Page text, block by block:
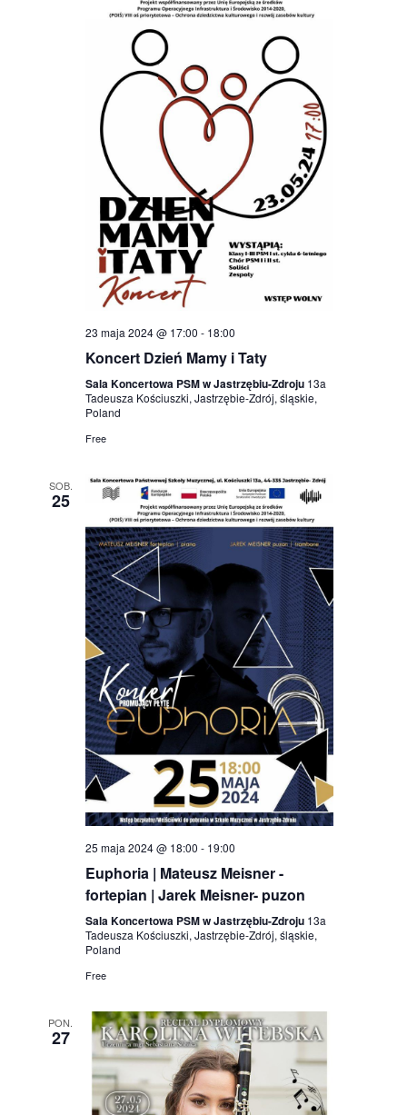
23 maja 2024 @ 17:00 - 18:00
Koncert Dzień Mamy i Taty
Sala Koncertowa PSM w Jastrzębiu-Zdroju 13a
Tadeusza Kościuszki, Jastrzębie-Zdrój, śląskie,
Poland
Free
SOB.
25
25 maja 2024 @ 18:00 - 19:00
Euphoria | Mateusz Meisner -
fortepian | Jarek Meisner- puzon
Sala Koncertowa PSM w Jastrzębiu-Zdroju 13a
Tadeusza Kościuszki, Jastrzębie-Zdrój, śląskie,
Poland
Free
PON.
27